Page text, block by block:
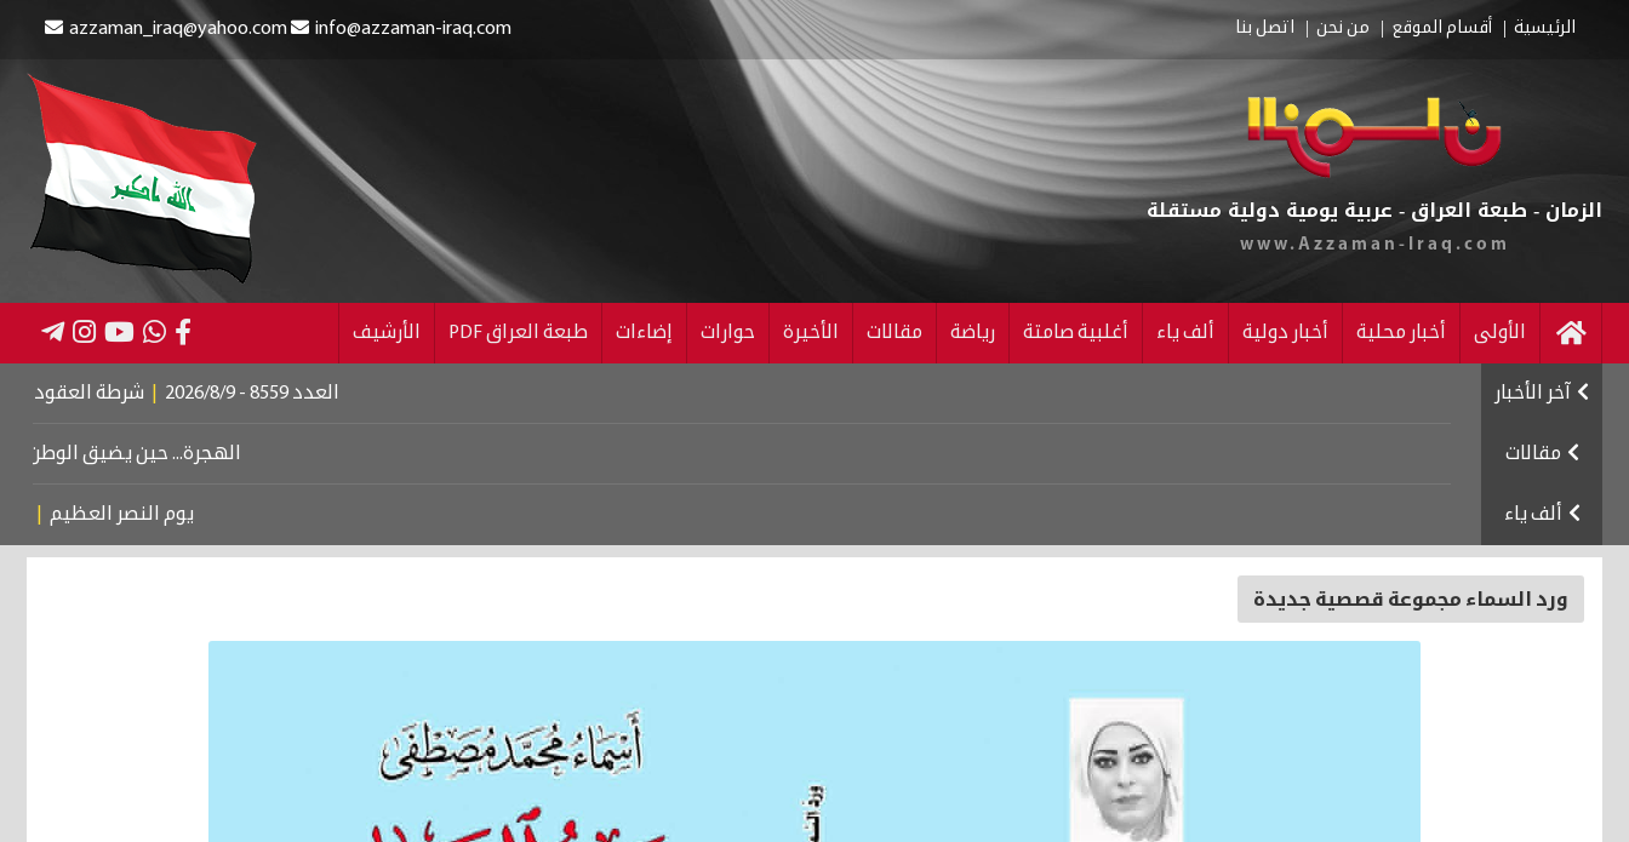
الرئيسية أقسام الموقع من نحن اتصل بنا azzaman_iraq@yahoo.com info@azzaman-iraq.com
الزمان - طبعة العراق - عربية يومية دولية مستقلة
www.Azzaman-Iraq.com
الأولى أخبار محلية أخبار دولية ألف ياء أغلبية صامتة رياضة مقالات الأخيرة حوارات إضاءات طبعة العراق PDF الأرشيف
آخر الأخبار | شرطة العقود تنقذ طفلين
مقالات الهجرة... حين يضيق الوطن بأبنائه
ألف ياء يوم النصر العظيم | عزف على
ورد السماء مجموعة قصصية جديدة